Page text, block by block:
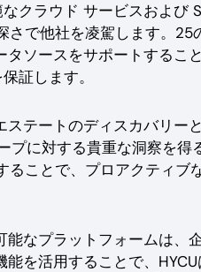
なクラウド サービスおよび
さで他社を凌駕します。25
ソースをサポートすること
証します。
ステートのディスカバリー
プに対する貴重な洞察を得
ことで、プロアクティブ
能なプラットフォームは、
を活用することで、